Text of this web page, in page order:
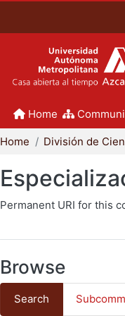
Home
Home
Permanent URI for this
Browse
Search